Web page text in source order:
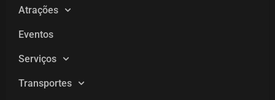
Atrações
Eventos
Serviços
Transportes